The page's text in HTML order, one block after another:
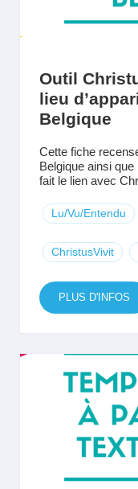
Outil
lieu
Belgique
Cette fiche
Belgique ainsi que
fait le lien avec
Lu/Vu/Entendu
ChristusVivit
PLUS D'INFOS